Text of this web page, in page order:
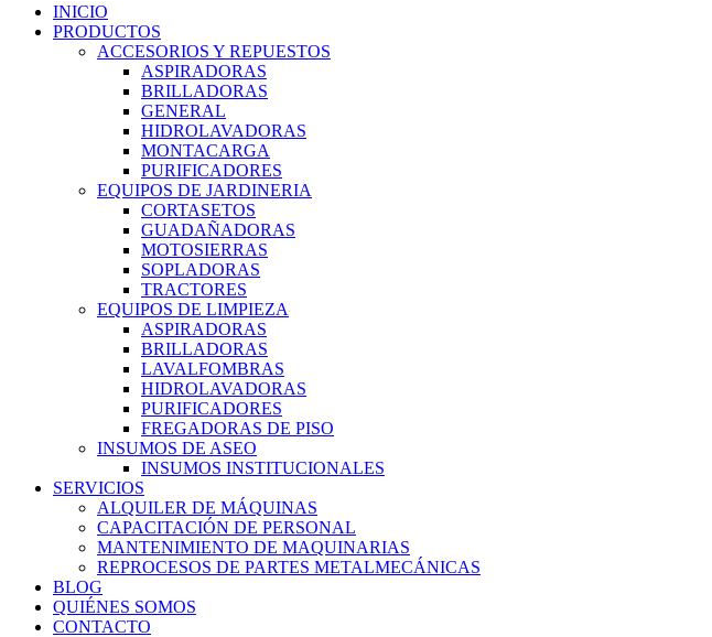
INICIO
PRODUCTOS
ACCESORIOS Y REPUESTOS
ASPIRADORAS
BRILLADORAS
GENERAL
HIDROLAVADORAS
MONTACARGA
PURIFICADORES
EQUIPOS DE JARDINERIA
CORTASETOS
GUADAÑADORAS
MOTOSIERRAS
SOPLADORAS
TRACTORES
EQUIPOS DE LIMPIEZA
ASPIRADORAS
BRILLADORAS
LAVALFOMBRAS
HIDROLAVADORAS
PURIFICADORES
FREGADORAS DE PISO
INSUMOS DE ASEO
INSUMOS INSTITUCIONALES
SERVICIOS
ALQUILER DE MÁQUINAS
CAPACITACIÓN DE PERSONAL
MANTENIMIENTO DE MAQUINARIAS
REPROCESOS DE PARTES METALMECÁNICAS
BLOG
QUIÉNES SOMOS
CONTACTO